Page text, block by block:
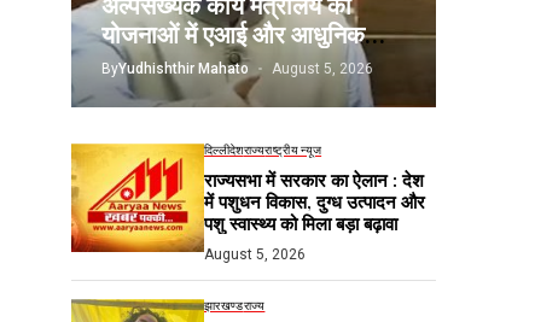
योजनाओं में एआई और आधुनिक
तकनीकों का होगा उपयोग
ByYudhishthir Mahato August 5, 2026
दिल्लीदेशराज्यराष्ट्रीय न्यूज
राज्यसभा में सरकार का ऐलान : देश
में पशुधन विकास, दुग्ध उत्पादन और
पशु स्वास्थ्य को मिला बड़ा बढ़ावा
August 5, 2026
झारखण्डराज्य